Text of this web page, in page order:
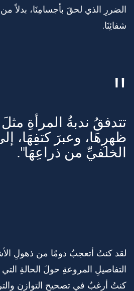
الضررِ الذي لحقَ بأجسامِنَا، بدلاً
شفائِنَا.
تتدفقُ ندبةُ المرأةِ
ظهرِهَا، وعبرَ كتفِهَا،
الخلفيِّ من ذراعِهَا".
لقد كنتُ أتعجبُ دومًا من ذهولِ
التفاصيلِ المروعةِ حولَ الحالةِ
كنتُ أرغبُ في تصحيحِ التوازنِ